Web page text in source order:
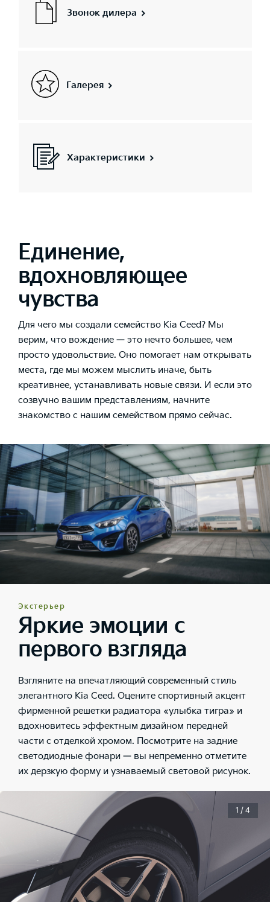
Звонок дилера
Галерея
Характеристики
Единение,
вдохновляющее
чувства
Для чего мы создали семейство Kia Ceed? Мы
верим, что вождение — это нечто большее, чем
просто удовольствие. Оно помогает нам открывать
места, где мы можем мыслить иначе, быть
креативнее, устанавливать новые связи. И если это
созвучно вашим представлениям, начните
знакомство с нашим семейством прямо сейчас.
Экстерьер
Яркие эмоции с
первого взгляда
Взгляните на впечатляющий современный стиль
элегантного Kia Ceed. Оцените спортивный акцент
фирменной решетки радиатора «улыбка тигра» и
вдохновитесь эффектным дизайном передней
части с отделкой хромом. Посмотрите на задние
светодиодные фонари — вы непременно отметите
их дерзкую форму и узнаваемый световой рисунок.
1 / 4